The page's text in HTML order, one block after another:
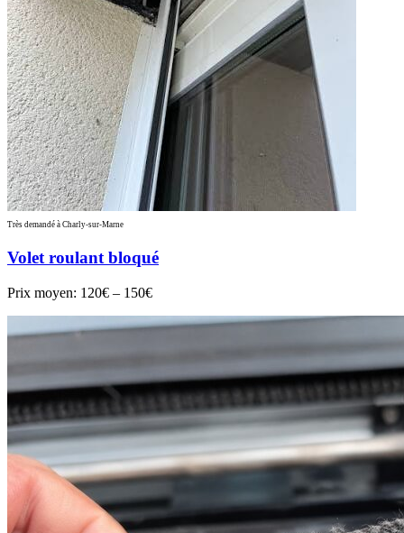
Très demandé à Charly-sur-Marne
Volet roulant bloqué
Prix moyen: 120€ – 150€